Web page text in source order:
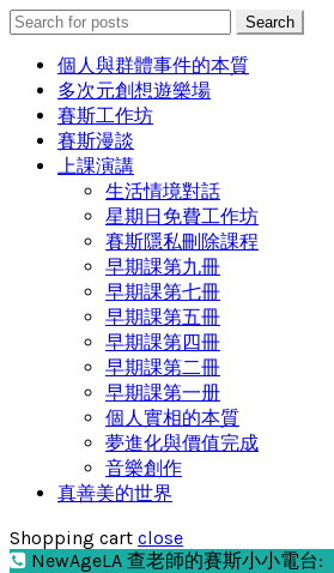
Search
for:
Search
個人與群體事件的本質
多次元創想遊樂場
賽斯工作坊
賽斯漫談
上課演講
生活情境對話
星期日免費工作坊
賽斯隱私刪除課程
早期課第九冊
早期課第七冊
早期課第五冊
早期課第四冊
早期課第二冊
早期課第一册
個人實相的本質
夢進化與價值完成
音樂創作
真善美的世界
Shopping cart close
NewAgeLA 查老師的賽斯小小電台: